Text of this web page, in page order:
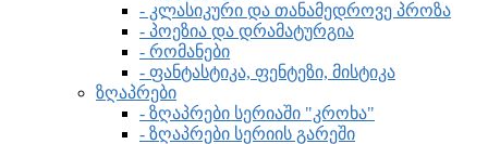
- კლასიკური და თანამედროვე პროზა
- პოეზია და დრამატურგია
- რომანები
- ფანტასტიკა, ფენტეზი, მისტიკა
ზღაპრები
- ზღაპრები სერიაში "კროხა"
- ზღაპრები სერიის გარეში